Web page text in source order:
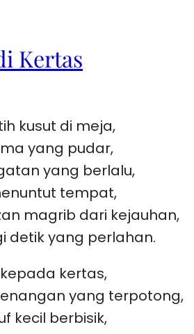
Kertas
kusut di meja,
yang pudar,
yang berlalu,
tempat,
magrib dari kejauhan,
detik yang perlahan.
kertas,
yang terpotong,
kecil berbisik,